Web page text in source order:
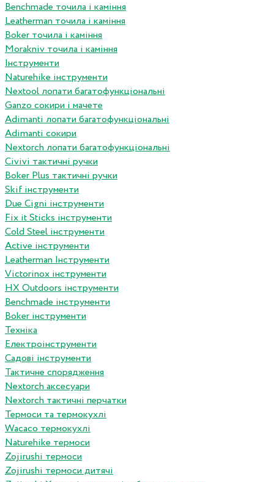
Benchmade точила і каміння
Leatherman точила і каміння
Boker точила і каміння
Morakniv точила і каміння
Інструменти
Naturehike інструменти
Nextool лопати багатофункціональні
Ganzo сокири і мачете
Adimanti лопати багатофункціональні
Adimanti сокири
Nextorch лопати багатофункціональні
Сivivi тактичні ручки
Boker Plus тактичні ручки
Skif інструменти
Due Cigni інструменти
Fix it Sticks інструменти
Сold Steel інструменти
Active інструменти
Leatherman Інструменти
Victorinox інструменти
HX Outdoors інструменти
Benchmade інструменти
Boker інструменти
Техніка
Електроінструменти
Садові інструменти
Тактичне спорядження
Nextorch аксесуари
Nextorch тактичні перчатки
Термоси та термокухлі
Wacaco термокухлі
Naturehike термоси
Zojirushi термоси
Zojirushi термоси дитячі